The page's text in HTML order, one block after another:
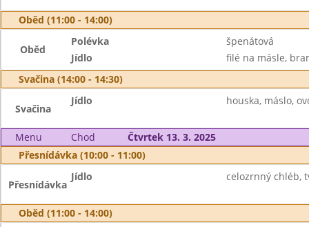
Oběd (11:00 - 14:00)
Oběd
Polévka
špenátová
Jídlo
filé na másle,
Svačina (14:00 - 14:30)
Svačina
Jídlo houska, máslo,
Menu Chod
Čtvrtek 13. 3. 2025
Přesnídávka (10:00 - 11:00)
Přesnídávka
Jídlo celozrnný chléb,
Oběd (11:00 - 14:00)